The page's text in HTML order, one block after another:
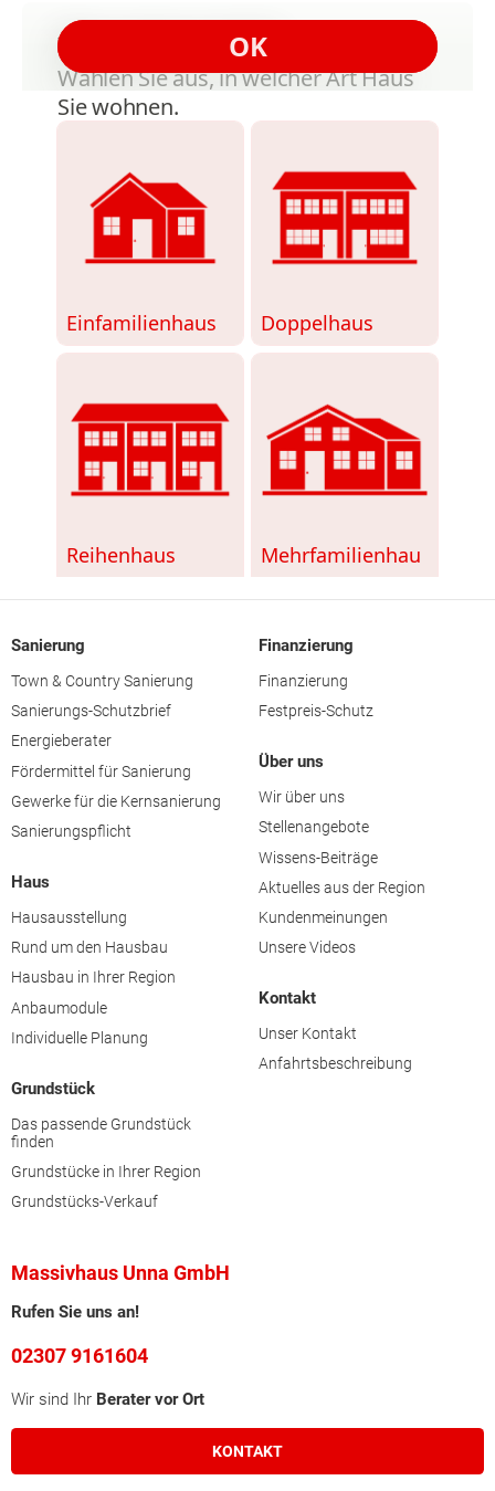
Sanierung
Town & Country Sanierung
Sanierungs-Schutzbrief
Energieberater
Fördermittel für Sanierung
Gewerke für die Kernsanierung
Sanierungspflicht
Haus
Hausausstellung
Rund um den Hausbau
Hausbau in Ihrer Region
Anbaumodule
Individuelle Planung
Grundstück
Das passende Grundstück
finden
Grundstücke in Ihrer Region
Grundstücks-Verkauf
Finanzierung
Finanzierung
Festpreis-Schutz
Über uns
Wir über uns
Stellenangebote
Wissens-Beiträge
Aktuelles aus der Region
Kundenmeinungen
Unsere Videos
Kontakt
Unser Kontakt
Anfahrtsbeschreibung
Massivhaus Unna GmbH
Rufen Sie uns an!
02307 9161604
Wir sind Ihr Berater vor Ort
KONTAKT